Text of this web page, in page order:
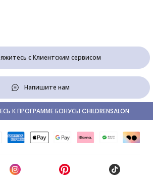
с Клиентским сервисом
Напишите нам
К ПРОГРАММЕ БОНУСЫ CHILDRENSALON